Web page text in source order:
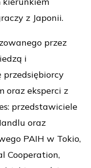
z Japonii.
przez
i
przedsiębiorcy
oraz eksperci z
przedstawiciele
oraz
PAIH w Tokio,
Cooperation,